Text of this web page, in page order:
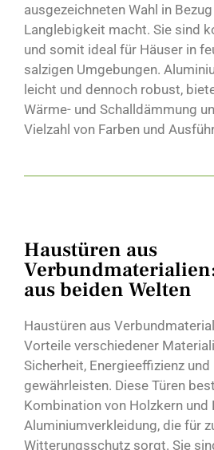
ausgezeichneten Wahl in
Langlebigkeit macht. Sie sind
und somit ideal für Häuser in
salzigen Umgebungen.
leicht und dennoch robust,
Wärme- und Schalldämmung
Vielzahl von Farben und
Haustüren aus
aus beiden Welten
Haustüren aus
Vorteile verschiedener
Sicherheit, Energieeffizienz
gewährleisten. Diese Türen
Kombination von Holzkern
Aluminiumverkleidung, die für
Witterungsschutz sorgt. Sie